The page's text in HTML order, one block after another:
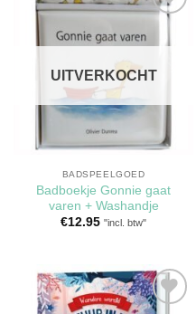
Toevoegen
aan
verlanglijst
UITVERKOCHT
BADSPEELGOED
Badboekje Gonnie gaat
varen + Washandje
€12.95 "incl. btw"